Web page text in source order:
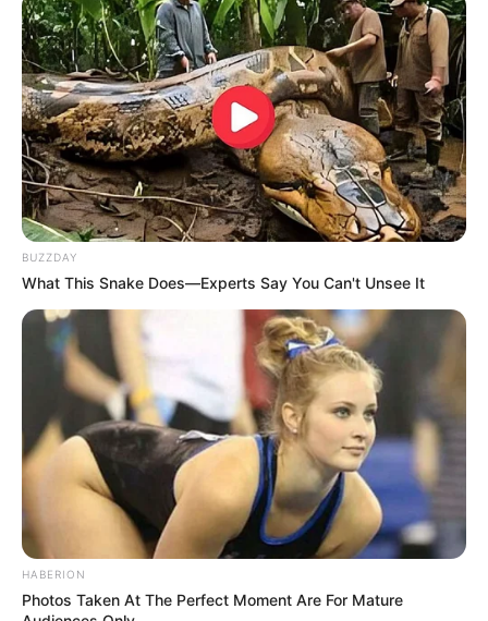
BUZZDAY
What This Snake Does—Experts Say You Can't Unsee It
HABERION
Photos Taken At The Perfect Moment Are For Mature